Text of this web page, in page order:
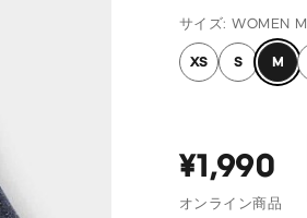
サイズ: WOMEN M
XS S M
¥1,990
オンライン商品